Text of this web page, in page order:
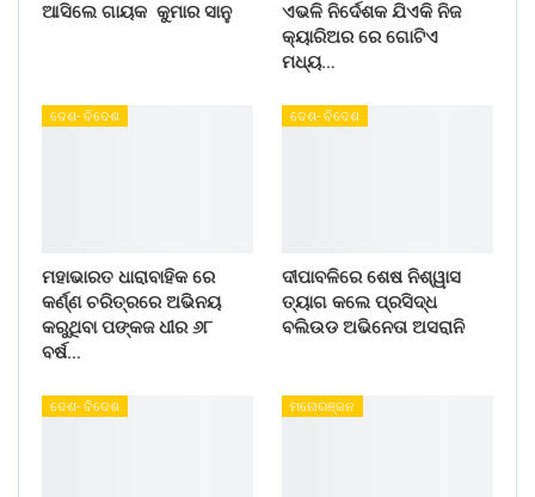
ଆସିଲେ ଗାୟକ କୁମାର ସାନୁ
ଏଭଳି ନିର୍ଦେଶକ ଯିଏକି ନିଜ
କ୍ୟାରିଅର ରେ ଗୋଟିଏ
ମଧ୍ୟ…
ଦେଶ- ବିଦେଶ
ମହାଭାରତ ଧାରାବାହିକ ରେ
କର୍ଣ୍ଣ ଚରିତ୍ରରେ ଅଭିନୟ
କରୁଥିବା ପଙ୍କଜ ଧୀର ୬୮
ବର୍ଷ…
ଦେଶ- ବିଦେଶ
ଦୀପାବଳିରେ ଶେଷ ନିଶ୍ୱାସ
ତ୍ୟାଗ କଲେ ପ୍ରସିଦ୍ଧ
ବଲିଉଡ ଅଭିନେତା ଅସରାନି
ଦେଶ- ବିଦେଶ ମନୋରଞ୍ଜନ